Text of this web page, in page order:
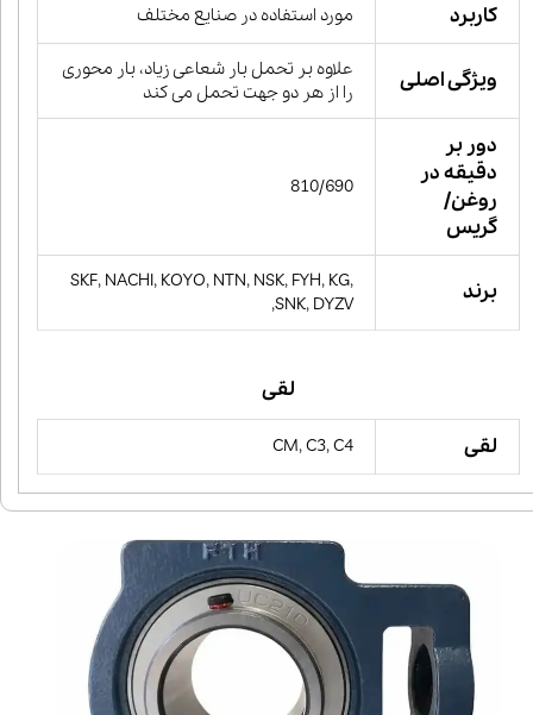
کاربرد مورد استفاده در صنایع مختلف
ویژگی اصلی
علاوه بر تحمل بار شعاعی زیاد، بار محوری
را از هر دو جهت تحمل می کند
دور بر
دقیقه در
روغن/
گریس
810/690
برند
SKF, NACHI, KOYO, NTN, NSK, FYH, KG,
SNK, DYZV,
لقی
لقی CM, C3, C4